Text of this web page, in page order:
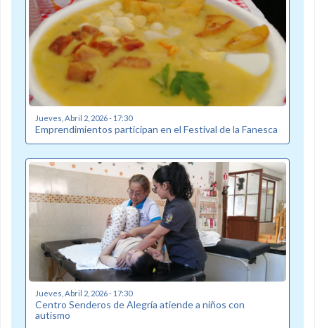
Jueves, Abril 2, 2026 - 17:30
Emprendimientos participan en el Festival de la Fanesca
Jueves, Abril 2, 2026 - 17:30
Centro Senderos de Alegría atiende a niños con
autismo